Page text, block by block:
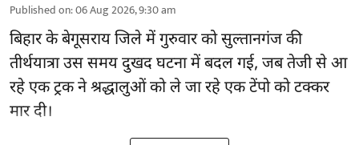
Published on:06 Aug 2026, 9:30 am
बिहारके बेगूसराय जिले में गुरुवार को सुल्तानगंज की
तीर्थयात्रा उस समय दुखद घटना में बदल गई, जब तेजी से आ
रहे एक ट्रक ने श्रद्धालुओं को ले जा रहे एक टेंपो को टक्कर
मार दी।